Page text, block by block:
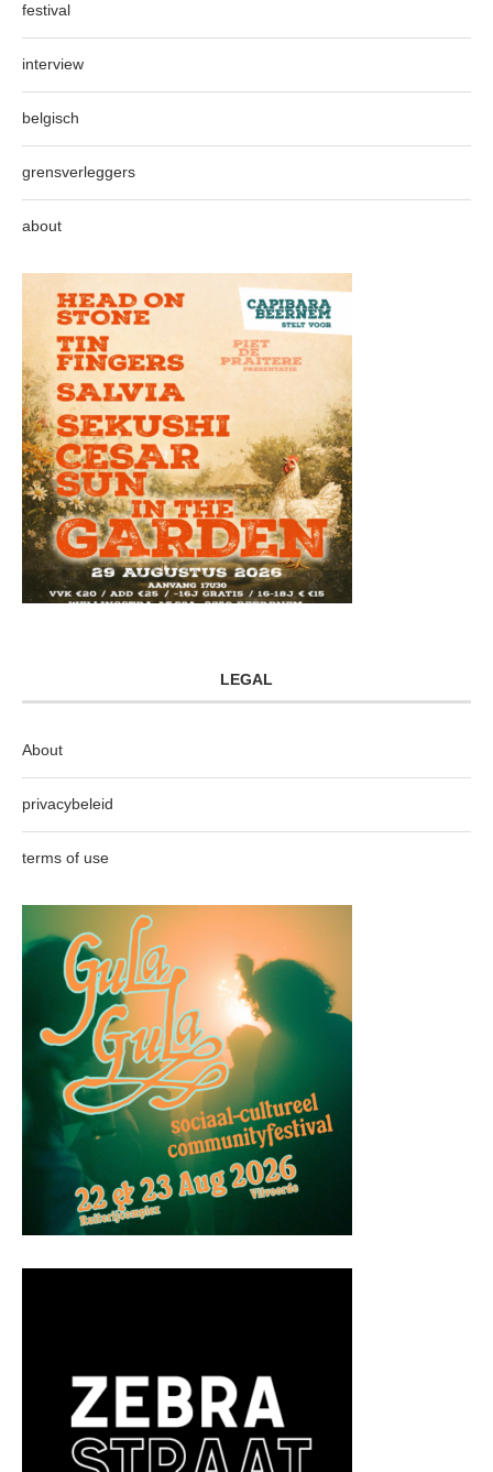
festival
interview
belgisch
grensverleggers
about
LEGAL
About
privacybeleid
terms of use